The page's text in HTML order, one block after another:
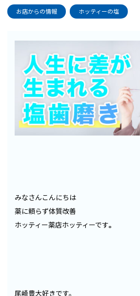
お店からの情報
ホッティーの塩
みなさんこんにちは
薬に頼らず体質改善
ホッティー薬店ホッティーです。
尾崎豊大好きです。